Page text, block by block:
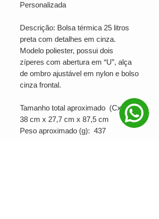
Personalizada
Descrição: Bolsa térmica 25 litros
preta com detalhes em cinza.
Modelo poliester, possui dois
zíperes com abertura em “U”, alça
de ombro ajustável em nylon e bolso
cinza frontal.
Tamanho total aproximado (CxL):
38 cm x 27,7 cm x 87,5 cm
Peso aproximado (g): 437